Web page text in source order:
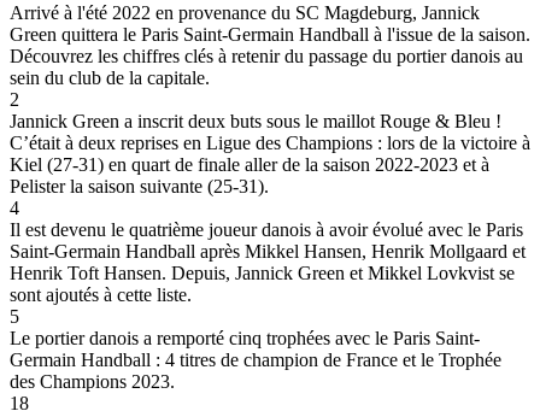
Arrivé à l'été 2022 en provenance du SC Magdeburg, Jannick
Green quittera le Paris Saint-Germain Handball à l'issue de la saison.
Découvrez les chiffres clés à retenir du passage du portier danois au
sein du club de la capitale.
2
Jannick Green a inscrit deux buts sous le maillot Rouge & Bleu !
C’était à deux reprises en Ligue des Champions : lors de la victoire à
Kiel (27-31) en quart de finale aller de la saison 2022-2023 et à
Pelister la saison suivante (25-31).
4
Il est devenu le quatrième joueur danois à avoir évolué avec le Paris
Saint-Germain Handball après Mikkel Hansen, Henrik Mollgaard et
Henrik Toft Hansen. Depuis, Jannick Green et Mikkel Lovkvist se
sont ajoutés à cette liste.
5
Le portier danois a remporté cinq trophées avec le Paris Saint-
Germain Handball : 4 titres de champion de France et le Trophée
des Champions 2023.
18